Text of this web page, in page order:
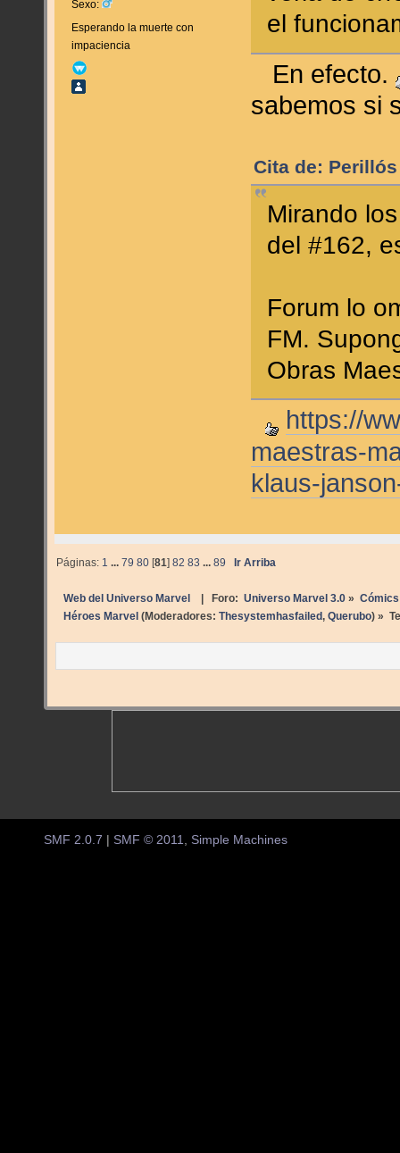
Sexo:
Esperando la muerte con
impaciencia
el
En efecto.
sabemos si
Cita de:
Mirando
del #162,
Forum lo
FM.
Obras
https://
maestras-
klaus-
Páginas: 1 ...79 80 [81]82 83 ...89 Ir Arriba
Web del Universo Marvel | Foro: Universo Marvel 3.0» Cómics
Héroes Marvel (Moderadores: Thesystemhasfailed, Querubo) »
SMF 2.0.7 | SMF © 2011 Simple Machines